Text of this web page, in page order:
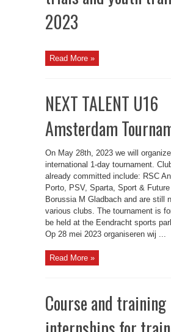
2023
Read More »
NEXT TALENT U16
Amsterdam
On May 28th, 2023 we will
international 1-day tournament.
already committed include: RSC
Porto, PSV, Sparta, Sport &
Borussia M Gladbach and are still
various clubs. The tournament is
be held at the Eendracht sports
Op 28 mei 2023 organiseren wij ...
Read More »
Course and training